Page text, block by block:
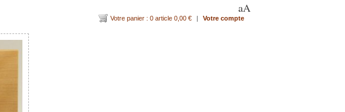
aA
Votre panier : 0 article 0,00 € | Votre compte